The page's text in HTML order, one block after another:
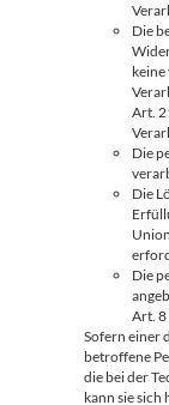
Die
Art.
Die
Die
Die
Art. 8
Sofern einer
betroffene
die bei der
kann sie